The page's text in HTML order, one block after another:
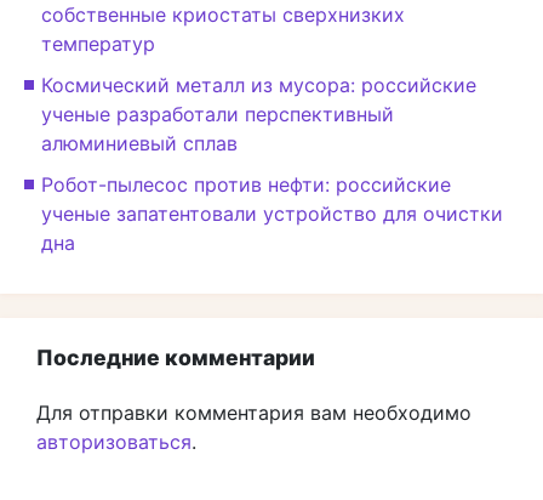
собственные криостаты сверхнизких
температур
Космический металл из мусора: российские
ученые разработали перспективный
алюминиевый сплав
Робот-пылесос против нефти: российские
ученые запатентовали устройство для очистки
дна
Последние комментарии
Для отправки комментария вам необходимо
авторизоваться.